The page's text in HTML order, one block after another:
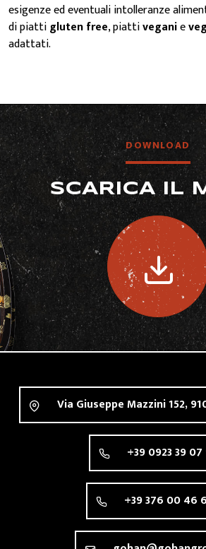
esigenze ed eventuali intolleranze
di piattigluten free, piattiveganie
adattati.
DOWNLOAD
SCARICA IL
Via Giuseppe Mazzini 152,
+39 0923 39
+39 376 00 46